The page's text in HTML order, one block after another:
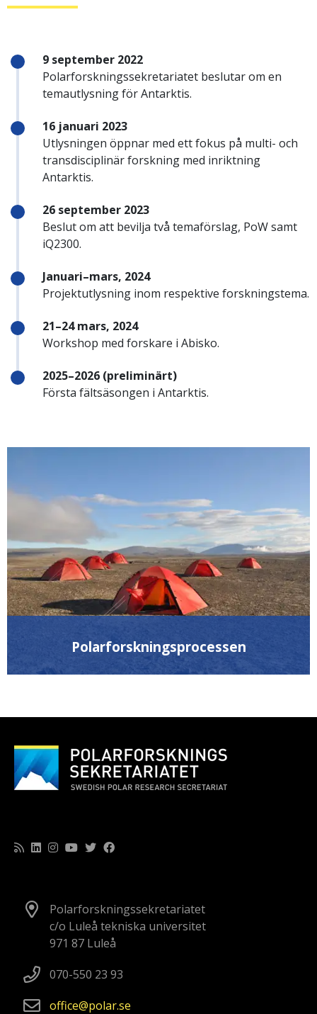
9 september 2022
Polarforskningssekretariatet beslutar om en
temautlysning för Antarktis.
16 januari 2023
Utlysningen öppnar med ett fokus på multi- och
transdisciplinär forskning med inriktning
Antarktis.
26 september 2023
Beslut om att bevilja två temaförslag, PoW samt
iQ2300.
Januari–mars, 2024
Projektutlysning inom respektive forskningstema.
21–24 mars, 2024
Workshop med forskare i Abisko.
2025–2026 (preliminärt)
Första fältsäsongen i Antarktis.
Polarforskningsprocessen
Polarforskningssekretariatet
c/o Luleå tekniska universitet
971 87 Luleå
070-550 23 93
office
polarse